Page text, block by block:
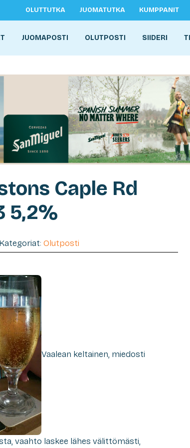
OLUTTUTKA JUOMATUTKA KUMPPANIT
JUOMAPOSTI OLUTPOSTI SIIDERI
Caple Rd
5,2%
Olutposti
Vaalean keltainen, miedosti
vaahto laskee lähes välittömästi,